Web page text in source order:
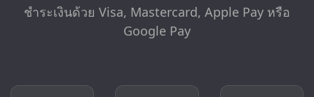
ชำระเงินด้วย Visa, Mastercard, Apple Pay หรือ
Google Pay